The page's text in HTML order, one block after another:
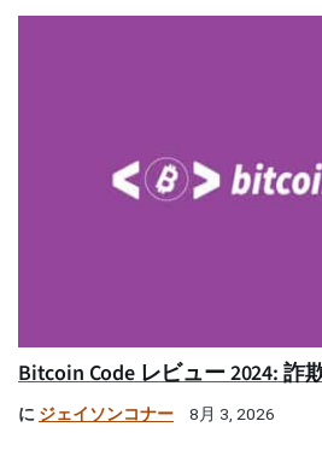
Bitcoin Code レビュー 2024: 詐
に ジェイソンコナー 8月 3, 2026